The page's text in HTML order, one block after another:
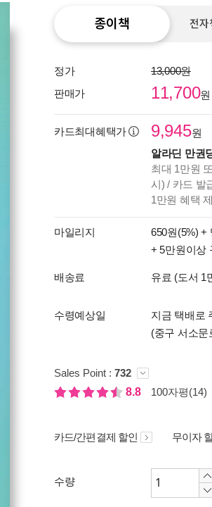
종이책 전
정가
13,000원
판매가
11,700
카드최대혜택가 9,945원
알라딘 만권
최대 1만원
시) / 카드 발
1만원 혜택
마일리지 650원(5%) +
+ 5만원이상
배송료 유료 (도서 1
수령예상일
지금 택배로
(중구 서소문
Sales Point : 732
8.8
100자평(14)
카드/간편결제 할인 무이자
수량